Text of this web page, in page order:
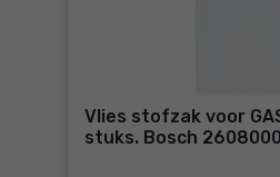
Vlies stofzak voor
stuks. Bosch